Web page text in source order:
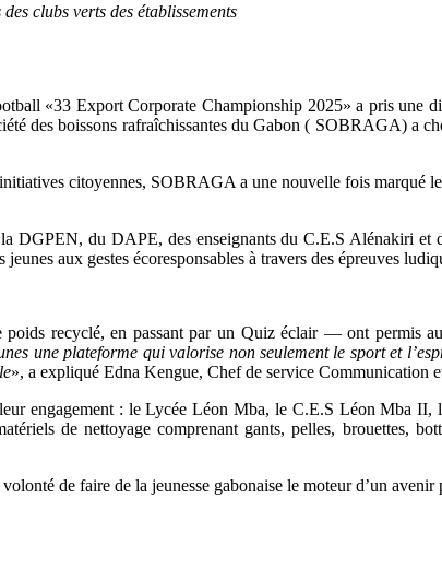
clubs verts des établissements
«33 Export Corporate Championship 2025» a pris une
des boissons rafraîchissantes du Gabon ( SOBRAGA) a
citoyennes, SOBRAGA a une nouvelle fois marqué
DGPEN, du DAPE, des enseignants du C.E.S Alénakiri et
aux gestes écoresponsables à travers des épreuves
recyclé, en passant par un Quiz éclair — ont permis
une plateforme qui valorise non seulement le sport et
», a expliqué Edna Kengue, Chef de service Communication
engagement : le Lycée Léon Mba, le C.E.S Léon Mba
de nettoyage comprenant gants, pelles, brouettes,
de faire de la jeunesse gabonaise le moteur d’un avenir